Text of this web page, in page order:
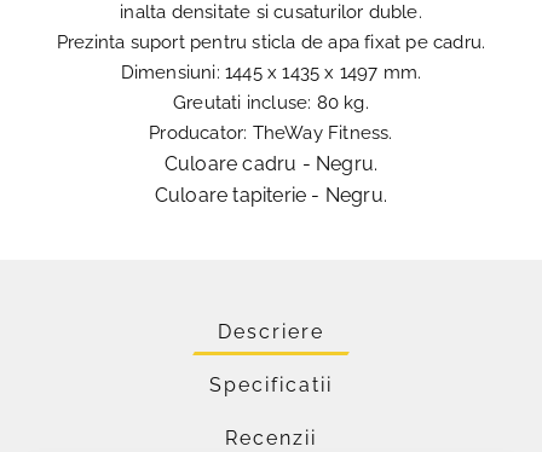
inalta densitate si cusaturilor duble.
Prezinta suport pentru sticla de apa fixat pe cadru.
Dimensiuni: 1445 x 1435 x 1497 mm.
Greutati incluse: 80 kg.
Producator: TheWay Fitness.
Culoare cadru - Negru.
Culoare tapiterie - Negru.
Descriere
Specificatii
Recenzii